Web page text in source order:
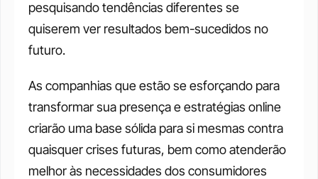
pesquisando tendências diferentes se
quiserem ver resultados bem-sucedidos no
futuro.
As companhias que estão se esforçando para
transformar sua presença e estratégias online
criarão uma base sólida para si mesmas contra
quaisquer crises futuras, bem como atenderão
melhor às necessidades dos consumidores